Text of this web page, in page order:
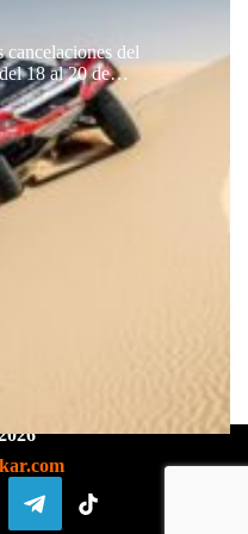
cancelaciones del
18 al 20 de…